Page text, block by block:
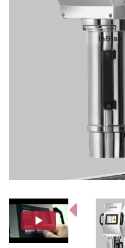
Previous